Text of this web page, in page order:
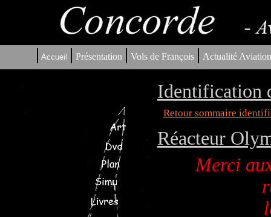
| Accueil | Présentation | Vols de François | Actualité
Identification
Retour sommaire
Réacteur
Merci